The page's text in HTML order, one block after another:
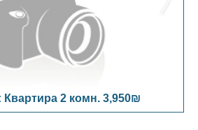
2 комн. 3,950₪